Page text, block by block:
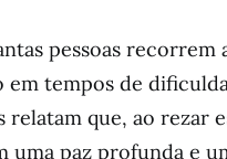
pessoas recorrem
em tempos de
relatam que, ao rezar
uma paz profunda e